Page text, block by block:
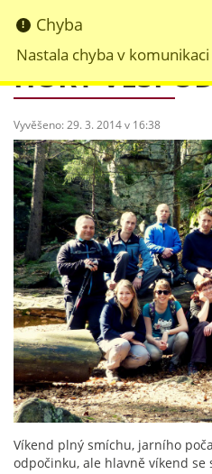
HORY
Vyvěšeno: 29. 3. 2014 v 16:38
Víkend plný smíchu, jarního
odpočinku, ale hlavně víkend